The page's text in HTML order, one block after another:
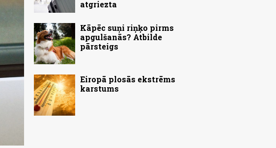
atgriezta
Kāpēc suņi riņķo pirms
apgulšanās? Atbilde
pārsteigs
Eiropā plosās ekstrēms
karstums